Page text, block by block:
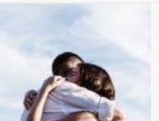
ドキドキ
仕事とキャリア